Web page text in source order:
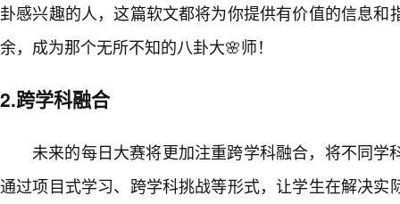
卦感兴趣的人，这篇软文都将为你提供有价值的信息和
余，成为那个无所不知的八卦大🌸师！
2.跨学科融合
未来的每日大赛将更加注重跨学科融合，将不同学
通过项目式学习、跨学科挑战等形式，让学生在解决实